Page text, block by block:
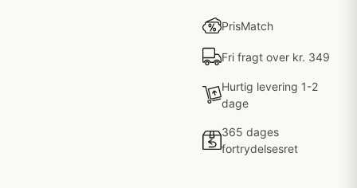
PrisMatch
Fri fragt over kr. 349
Hurtig levering 1-2
dage
365 dages
fortrydelsesret